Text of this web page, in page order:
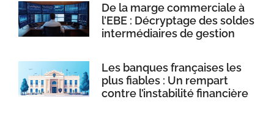
De la marge commerciale à
l’EBE : Décryptage des soldes
intermédiaires de gestion
Les banques françaises les
plus fiables : Un rempart
contre l’instabilité financière